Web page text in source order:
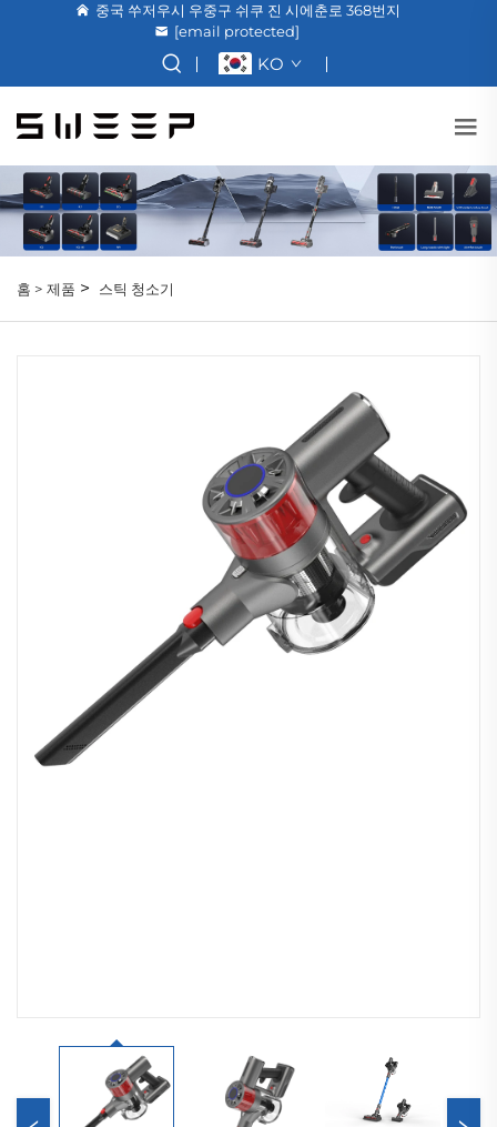
중국 쑤저우시 우중구 쉬쿠 진 시에춘로 368번지
[email protected]
KO
홈 > 제품 > 스틱 청소기